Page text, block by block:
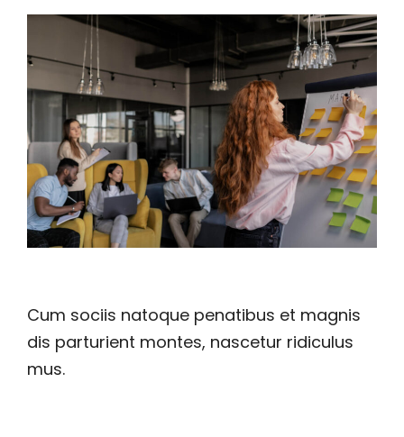
Cum sociis natoque penatibus et magnis
dis parturient montes, nascetur ridiculus
mus.